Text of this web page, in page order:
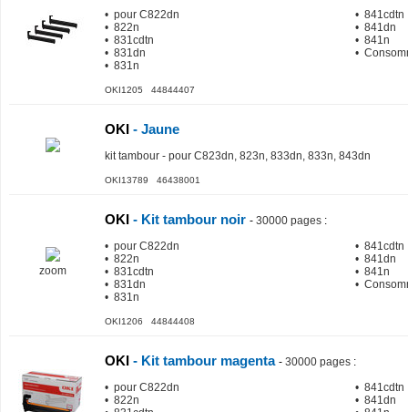
• pour C822dn
• 822n
• 831cdtn
• 831dn
• 831n
• 841cdtn
• 841dn
• 841n
•
OKI1205 44844407
OKI - Jaune
kit tambour - pour C823dn, 823n, 833dn, 833n, 843dn
OKI13789 46438001
zoom
OKI - Kit tambour noir - 30000 pages :
• pour C822dn
• 822n
• 831cdtn
• 831dn
• 831n
• 841cdtn
• 841dn
• 841n
•
OKI1206 44844408
OKI - Kit tambour magenta - 30000 pages :
• pour C822dn
• 822n
• 841cdtn
• 841dn